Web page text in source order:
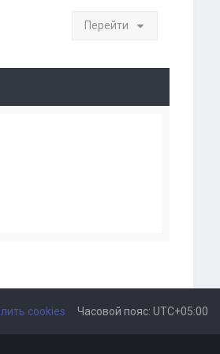
Перейти
Часовой пояс: UTC+05:00
cookies